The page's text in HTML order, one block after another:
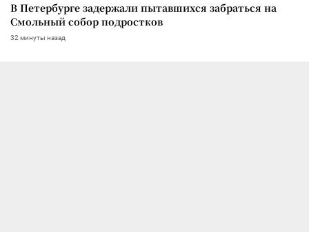
В Петербурге задержали пытавшихся забраться на
Смольный собор подростков
32 минуты назад